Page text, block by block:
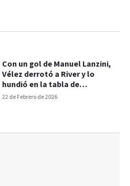
22 de Febrero de 2026
Con un gol de Manuel Lanzini,
Vélez derrotó a River y lo
hundió en la tabla de
posiciones